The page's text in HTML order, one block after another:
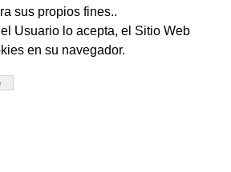
sus propios fines..
Usuario lo acepta, el Sitio Web
en su navegador.